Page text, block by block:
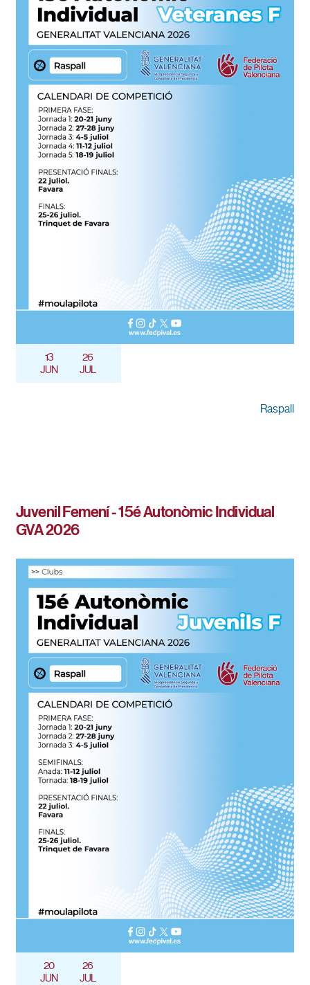
13
JUN
26
JUL
Raspall
Juvenil Femení - 15é Autonòmic Individual
GVA 2026
20
JUN
26
JUL